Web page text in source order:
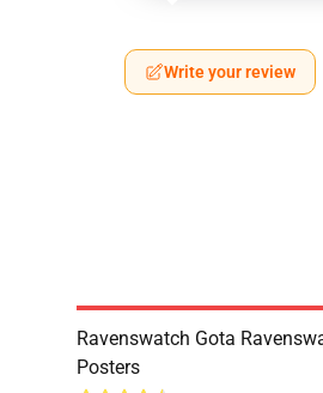
Write your review
Ravenswatch Gota
Posters